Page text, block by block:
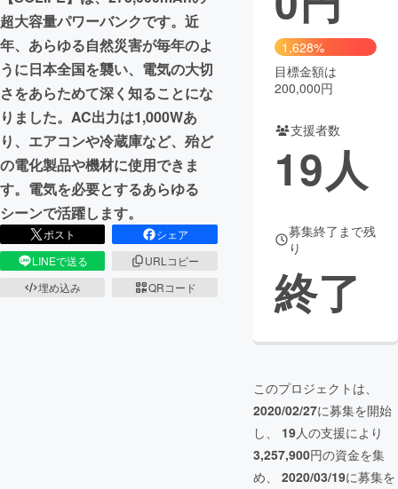
CAMPFIRE for Social Good
CAMPFIRE Creation
CAMPFIREふるさと納税machi-ya コミュニティ
超大容量パワーバンクです。近
年、あらゆる自然災害が毎年のよ
うに日本全国を襲い、電気の大切
さをあらためて深く知ることにな
りました。AC出力は1,000Wあ
り、エアコンや冷蔵庫など、殆ど
の電化製品や機材に使用できま
す。電気を必要とするあらゆる
シーンで活躍します。
ポスト
シェア
LINEで送る
URLコピー
埋め込み
QRコード
1,628%
目標金額は
200,000円
支援者数
19人
募集終了まで残
り
終了
このプロジェクトは、
2020/02/27に募集を開始
し、 19人の支援により
3,257,900円の資金を集
め、 2020/03/19に募集を